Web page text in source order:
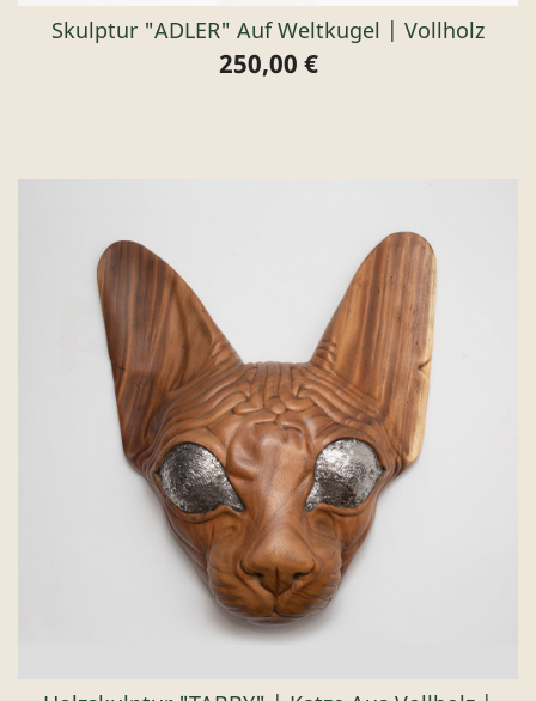
Skulptur "ADLER" Auf Weltkugel | Vollholz
Preis
250,00 €